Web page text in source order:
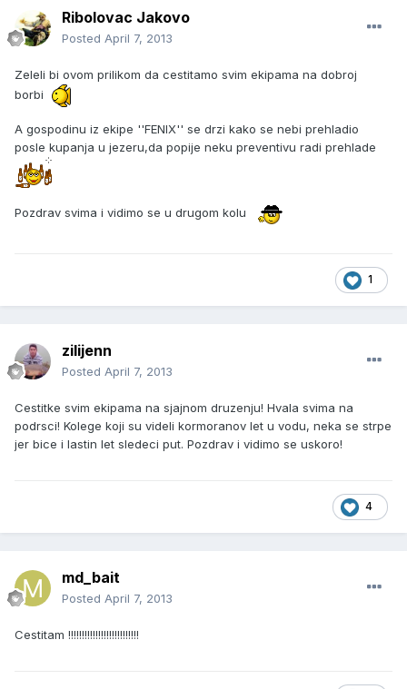
Ribolovac Jakovo
Posted April 7, 2013
Zeleli bi ovom prilikom da cestitamo svim ekipama na dobroj
borbi
A gospodinu iz ekipe ''FENIX'' se drzi kako se nebi prehladio
posle kupanja u jezeru,da popije neku preventivu radi prehlade
Pozdrav svima i vidimo se u drugom kolu
1
zilijenn
Posted April 7, 2013
Cestitke svim ekipama na sjajnom druzenju! Hvala svima na
podrsci! Kolege koji su videli kormoranov let u vodu, neka se strpe
jer bice i lastin let sledeci put. Pozdrav i vidimo se uskoro!
4
md_bait
Posted April 7, 2013
Cestitam !!!!!!!!!!!!!!!!!!!!!!!!!!